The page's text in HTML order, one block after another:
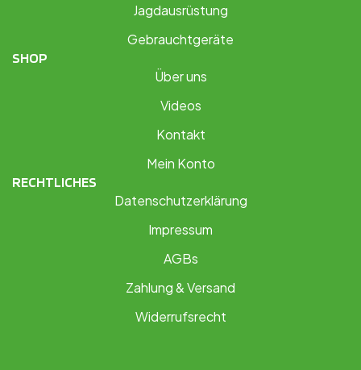
Jagdausrüstung
Gebrauchtgeräte
SHOP
Über uns
Videos
Kontakt
Mein Konto
RECHTLICHES
Datenschutzerklärung
Impressum
AGBs
Zahlung & Versand
Widerrufsrecht